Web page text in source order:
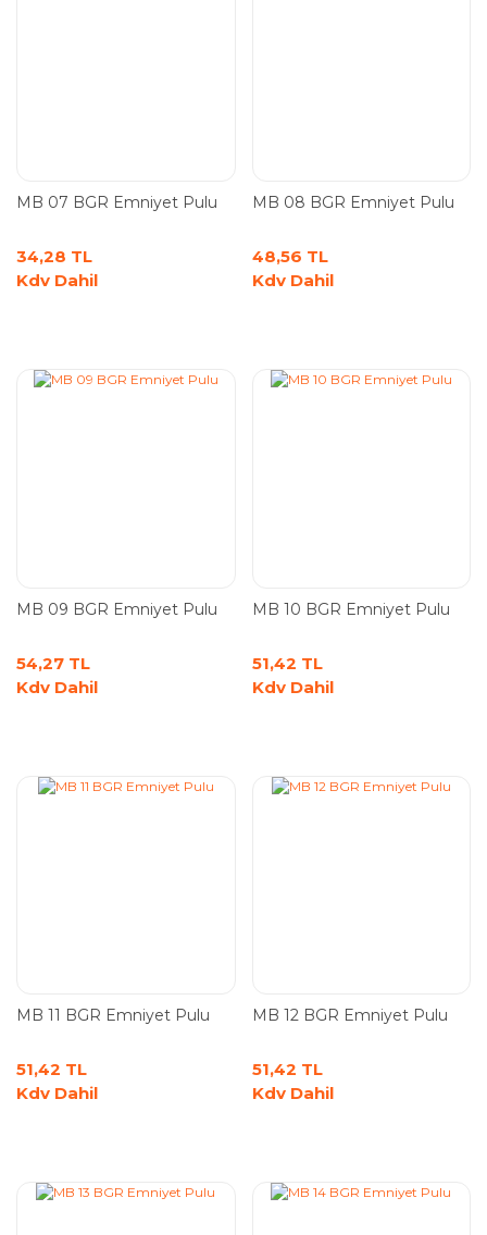
MB 07 BGR Emniyet Pulu
34,28 TL
Kdv Dahil
MB 08 BGR Emniyet Pulu
48,56 TL
Kdv Dahil
MB 09 BGR Emniyet Pulu
54,27 TL
Kdv Dahil
MB 10 BGR Emniyet Pulu
51,42 TL
Kdv Dahil
MB 11 BGR Emniyet Pulu
51,42 TL
Kdv Dahil
MB 12 BGR Emniyet Pulu
51,42 TL
Kdv Dahil